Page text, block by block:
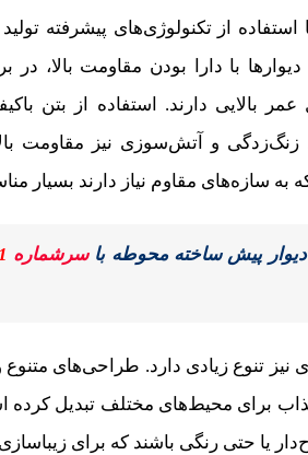
از تکنولوژی‌های پیشرفته
دیوارها با دارا بودن مقاومت بالا،
بالایی دارند. استفاده از بتن
و آتش‌سوزی نیز مقاومت
سازه‌های مقاوم نیاز دارند بسیار
پیش ساخته محوطه باسرشماره
تنوع زیادی دارد. طراحی‌های متنوع
جذاب برای محیط‌های مختلف تبدیل
یا حتی رنگی باشند که برای